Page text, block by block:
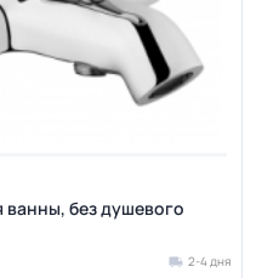
ванны, без душевого
2-4 дня